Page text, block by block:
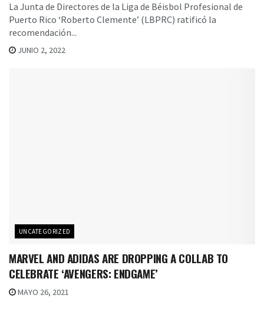
La Junta de Directores de la Liga de Béisbol Profesional de
Puerto Rico ‘Roberto Clemente’ (LBPRC) ratificó la
recomendación...
JUNIO 2, 2022
UNCATEGORIZED
MARVEL AND ADIDAS ARE DROPPING A COLLAB TO
CELEBRATE ‘AVENGERS: ENDGAME’
MAYO 26, 2021